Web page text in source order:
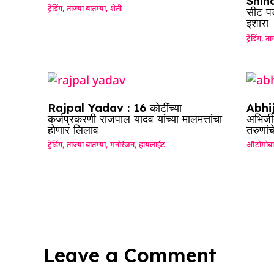
ट्रेंडिंग,ताज्या बातम्या,शेती सीट
इशारा
ट्रेंडिंग,
Rajpal Yadav : 16 कोटींच्या
कर्जप्रकरणी राजपाल यादव यांच्या मालमत्तांचा
होणार लिलाव
ट्रेंडिंग,ताज्या बातम्या,मनोरंजन,हायलाईट
Leave a Comment